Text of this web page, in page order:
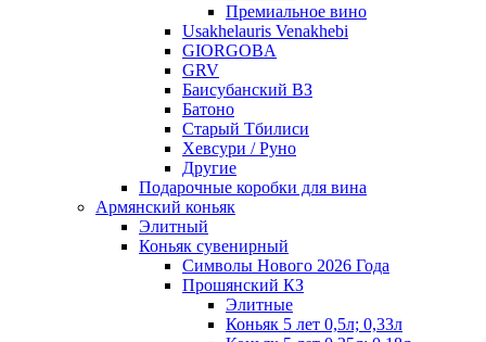
Премиальное вино
Usakhelauris Venakhebi
GIORGOBA
GRV
Баисубанский ВЗ
Батоно
Старый Тбилиси
Хевсури / Руно
Другие
Подарочные коробки для вина
Армянский коньяк
Элитный
Коньяк сувенирный
Символы Нового 2026 Года
Прошянский КЗ
Элитные
Коньяк 5 лет 0,5л; 0,33л